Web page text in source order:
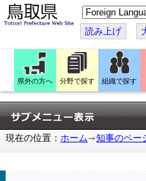
こ
の
ペ
ー
ジ
翻
訳
す
る
読み上げ
県外の方へ 分野で探す 組織で探す
現在の位置： ホーム 知事のペー